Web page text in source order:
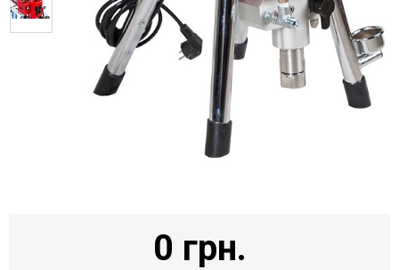
0 грн.